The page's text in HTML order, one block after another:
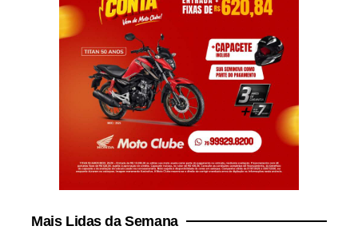
Mais Lidas da Semana